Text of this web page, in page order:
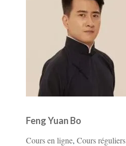
Feng Yuan Bo
Cours en ligne, Cours réguliers